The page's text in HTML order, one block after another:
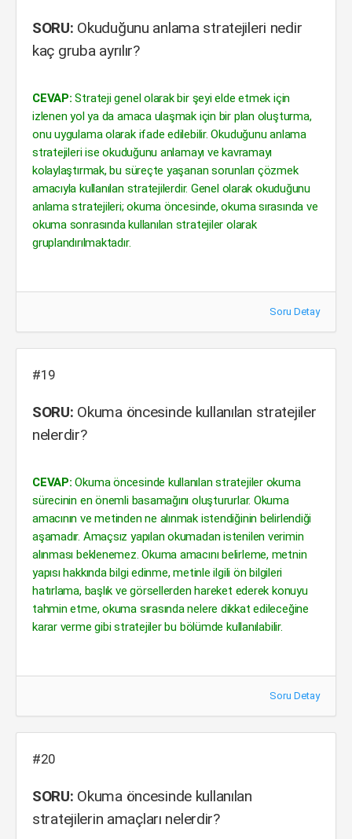
SORU: Okuduğunu anlama stratejileri nedir
kaç gruba ayrılır?
CEVAP: Strateji genel olarak bir şeyi elde etmek için
izlenen yol ya da amaca ulaşmak için bir plan oluşturma,
onu uygulama olarak ifade edilebilir. Okuduğunu anlama
stratejileri ise okuduğunu anlamayı ve kavramayı
kolaylaştırmak, bu süreçte yaşanan sorunları çözmek
amacıyla kullanılan stratejilerdir. Genel olarak okuduğunu
anlama stratejileri; okuma öncesinde, okuma sırasında ve
okuma sonrasında kullanılan stratejiler olarak
gruplandırılmaktadır.
Soru Detay
#19
SORU: Okuma öncesinde kullanılan stratejiler
nelerdir?
CEVAP: Okuma öncesinde kullanılan stratejiler okuma
sürecinin en önemli basamağını oluştururlar. Okuma
amacının ve metinden ne alınmak istendiğinin belirlendiği
aşamadır. Amaçsız yapılan okumadan istenilen verimin
alınması beklenemez. Okuma amacını belirleme, metnin
yapısı hakkında bilgi edinme, metinle ilgili ön bilgileri
hatırlama, başlık ve görsellerden hareket ederek konuyu
tahmin etme, okuma sırasında nelere dikkat edileceğine
karar verme gibi stratejiler bu bölümde kullanılabilir.
Soru Detay
#20
SORU: Okuma öncesinde kullanılan
stratejilerin amaçları nelerdir?